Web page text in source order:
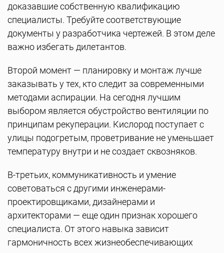
доказавшие собственную квалификацию
специалисты. Требуйте соответствующие
документы у разработчика чертежей. В этом деле
важно избегать дилетантов.
Второй момент — планировку и монтаж лучше
заказывать у тех, кто следит за современными
методами аспирации. На сегодня лучшим
выбором является обустройство вентиляции по
принципам рекуперации. Кислород поступает с
улицы подогретым, проветривание не уменьшает
температуру внутри и не создает сквозняков.
В-третьих, коммуникативность и умение
советоваться с другими инженерами-
проектировщиками, дизайнерами и
архитекторами — еще один признак хорошего
специалиста. От этого навыка зависит
гармоничность всех жизнеобеспечивающих